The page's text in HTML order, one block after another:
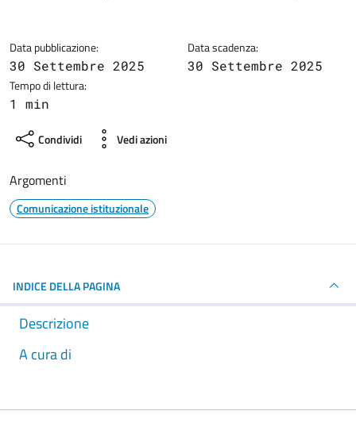
Data pubblicazione:
30 Settembre 2025
Data scadenza:
30 Settembre 2025
Tempo di lettura:
1 min
Condividi Vedi azioni
Argomenti
Comunicazione istituzionale
INDICE DELLA PAGINA
Descrizione
A cura di